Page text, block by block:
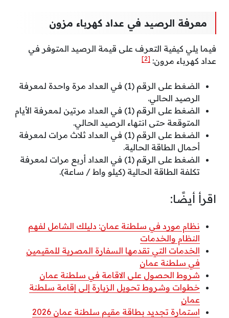
معرفة الرصيد في عداد كهرباء مزون
فيما يلي كيفية التعرف على قيمة الرصيد المتوفر في
عداد كهرباء مرون: [2]
الضغط على الرقم (1) في العداد مرة واحدة لمعرفة
الرصيد الحالي.
الضغط على الرقم (1) في العداد مرتين لمعرفة الأيام
المتوقعة حتى انتهاء الرصيد الحالي.
الضغط على الرقم (1) في العداد ثلاث مرات لمعرفة
أحمال الطاقة الحالية.
الضغط على الرقم (1) في العداد أربع مرات لمعرفة
تكلفة الطاقة الحالية (كيلو واط / ساعة).
اقرأ أيضًا:
نظام مورد في سلطنة عمان: دليلك الشامل لفهم
النظام والخدمات
الخدمات التي تقدمها السفارة المصرية للمقيمين
في سلطنة عمان
شروط الحصول على الاقامة في سلطنة عمان
خطوات وشروط تحويل الزيارة إلى إقامة سلطنة
عمان
استمارة تجديد بطاقة مقيم سلطنة عمان 2026